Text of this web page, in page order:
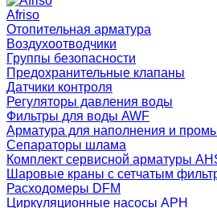
Afriso
Отопительная арматура
Воздухоотводчики
Группы безопасности
Предохранительные клапаны
Датчики контроля
Регуляторы давления воды
Фильтры для воды AWF
Арматура для наполнения и
Сепараторы шлама
Комплект сервисной арматуры
Шаровые краны с сетчатым
Расходомеры DFM
Циркуляционные насосы APH